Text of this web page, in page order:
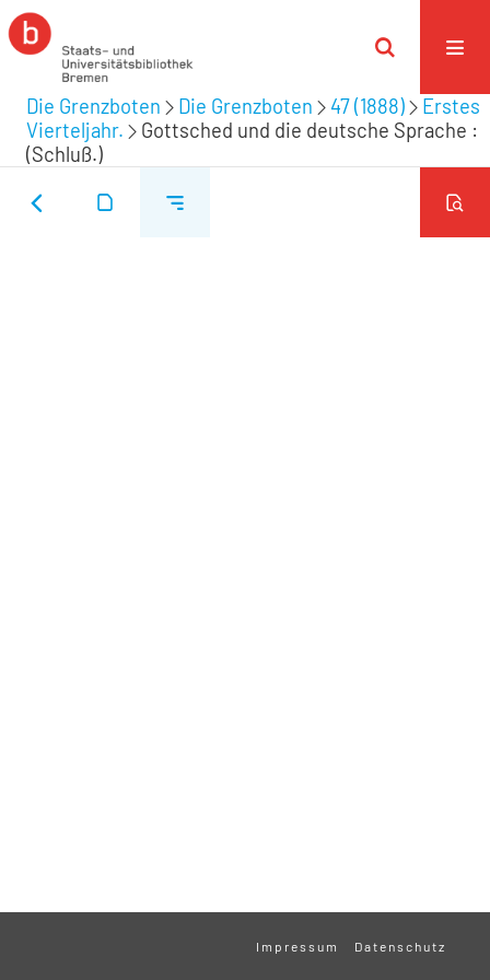
Die Grenzboten Die Grenzboten 47 (1888)
Erstes
Vierteljahr.
Gottsched und die deutsche Sprache :
(Schluß.)
Impressum Datenschutz